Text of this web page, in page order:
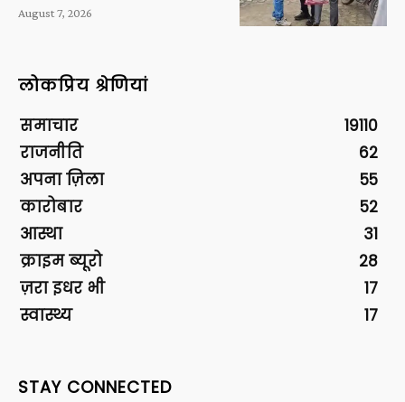
August 7, 2026
लोकप्रिय श्रेणियां
समाचार
19110
राजनीति
62
अपना ज़िला
55
कारोबार
52
आस्था
31
क्राइम ब्यूरो
28
ज़रा इधर भी
17
स्वास्थ्य
17
STAY CONNECTED